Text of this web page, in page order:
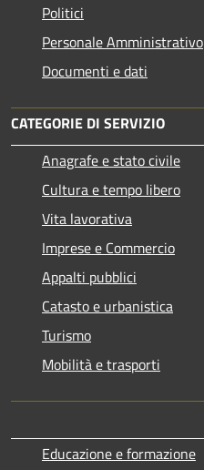
Politici
Personale Amministrativo
Documenti e dati
CATEGORIE DI SERVIZIO
Anagrafe e stato civile
Cultura e tempo libero
Vita lavorativa
Imprese e Commercio
Appalti pubblici
Catasto e urbanistica
Turismo
Mobilità e trasporti
Educazione e formazione